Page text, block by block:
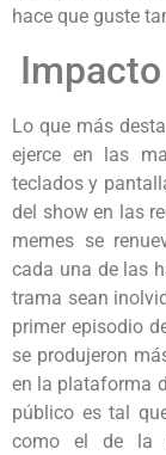
hace que guste
Lo que más
ejerce en las
teclados y
del show en las
memes se
cada una de las
trama sean
primer episodio
se produjeron
en la plataforma
público es tal
como el de la